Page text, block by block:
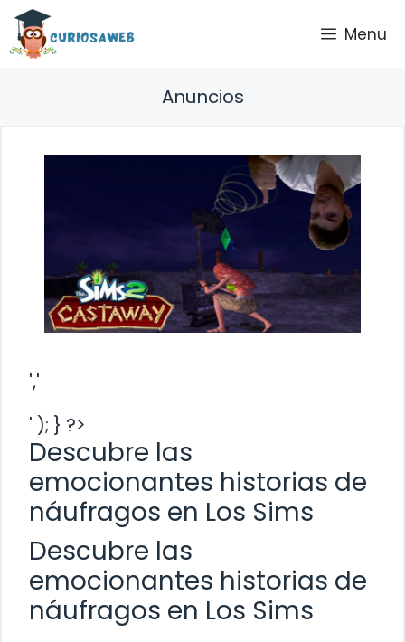
Saltar
contenido
Menu
Anuncios
','
' ); } ?>
Descubre las
emocionantes historias de
náufragos en Los Sims
Descubre las
emocionantes historias de
náufragos en Los Sims